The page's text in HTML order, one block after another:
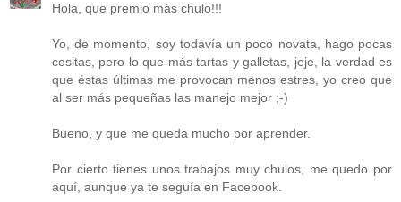
Hola, que premio más chulo!!!
Yo, de momento, soy todavía un poco novata, hago pocas
cositas, pero lo que más tartas y galletas, jeje, la verdad es
que éstas últimas me provocan menos estres, yo creo que
al ser más pequeñas las manejo mejor ;-)
Bueno, y que me queda mucho por aprender.
Por cierto tienes unos trabajos muy chulos, me quedo por
aquí, aunque ya te seguía en Facebook.